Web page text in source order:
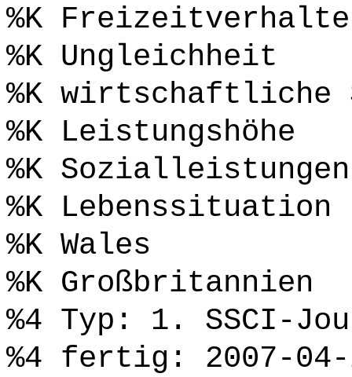
%K
%K Ungleichheit
%K wirtschaftliche
%K Leistungshöhe
%K Sozialleistungen
%K Lebenssituation
%K Wales
%K Großbritannien
%4 Typ: 1. SSCI-
%4 fertig: 2007-04-